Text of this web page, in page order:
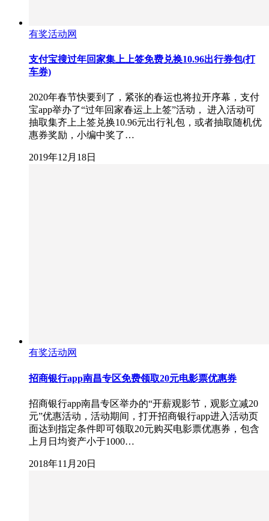
有奖活动网
支付宝搜过年回家集上上签免费兑换10.96出行券包(打
车券)
2020年春节快要到了，紧张的春运也将拉开序幕，支付
宝app举办了“过年回家春运上上签”活动， 进入活动可
抽取集齐上上签兑换10.96元出行礼包，或者抽取随机优
惠券奖励，小编中奖了…
2019年12月18日
有奖活动网
招商银行app南昌专区免费领取20元电影票优惠券
招商银行app南昌专区举办的“开薪观影节，观影立减20
元”优惠活动，活动期间，打开招商银行app进入活动页
面达到指定条件即可领取20元购买电影票优惠券，包含
上月日均资产小于1000…
2018年11月20日